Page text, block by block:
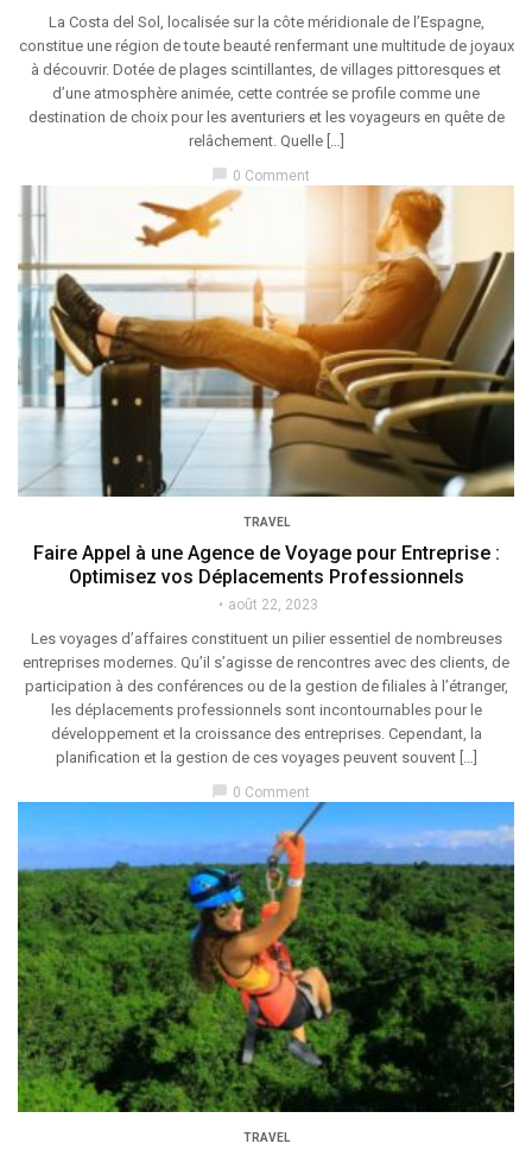
La Costa del Sol, localisée sur la côte méridionale de l’Espagne,
constitue une région de toute beauté renfermant une multitude de joyaux
à découvrir. Dotée de plages scintillantes, de villages pittoresques et
d’une atmosphère animée, cette contrée se profile comme une
destination de choix pour les aventuriers et les voyageurs en quête de
relâchement. Quelle […]
chat_bubble 0 Comment
TRAVEL
Faire Appel à une Agence de Voyage pour Entreprise :
Optimisez vos Déplacements Professionnels
août 22, 2023
Les voyages d’affaires constituent un pilier essentiel de nombreuses
entreprises modernes. Qu’il s’agisse de rencontres avec des clients, de
participation à des conférences ou de la gestion de filiales à l’étranger,
les déplacements professionnels sont incontournables pour le
développement et la croissance des entreprises. Cependant, la
planification et la gestion de ces voyages peuvent souvent […]
0 Comment
TRAVEL